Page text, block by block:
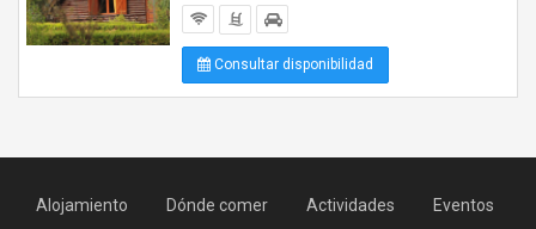
Consultar disponibilidad
Alojamiento Dónde comer Actividades Eventos